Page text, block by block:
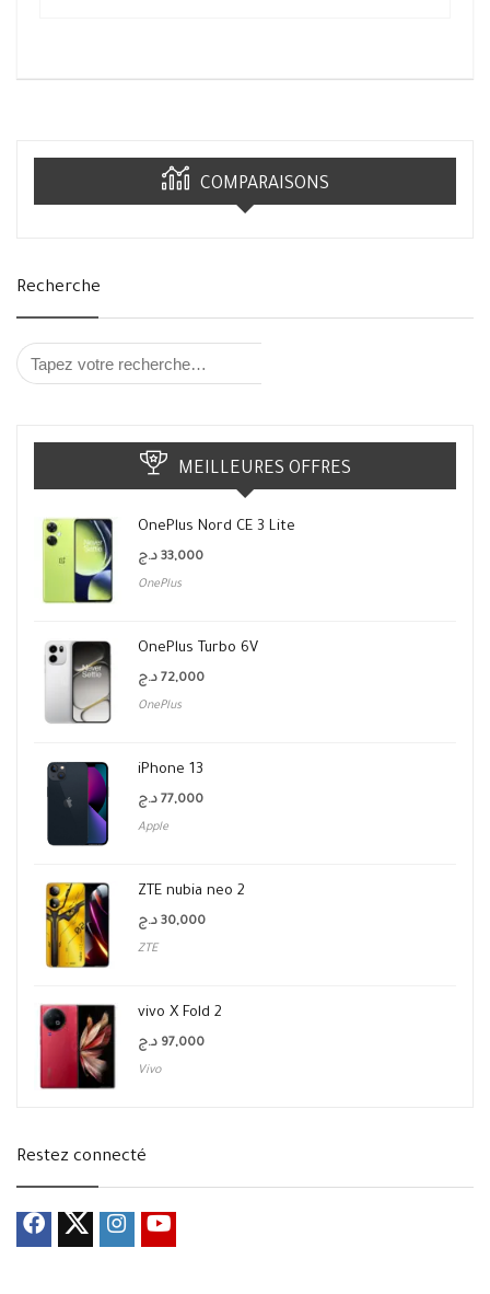
COMPARAISONS
Recherche
MEILLEURES OFFRES
OnePlus Nord CE 3 Lite
33,000 د.ج
OnePlus
OnePlus Turbo 6V
72,000 د.ج
OnePlus
iPhone 13
77,000 د.ج
Apple
ZTE nubia neo 2
30,000 د.ج
ZTE
vivo X Fold 2
97,000 د.ج
Vivo
Restez connecté